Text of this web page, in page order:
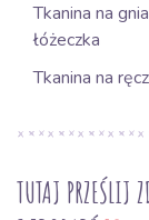
Tkanina na
łóżeczka
Tkanina na
TUTAJ PRZEŚLIJ